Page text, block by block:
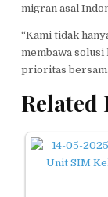
migran asal
“Kami tidak
membawa
prioritas
Related